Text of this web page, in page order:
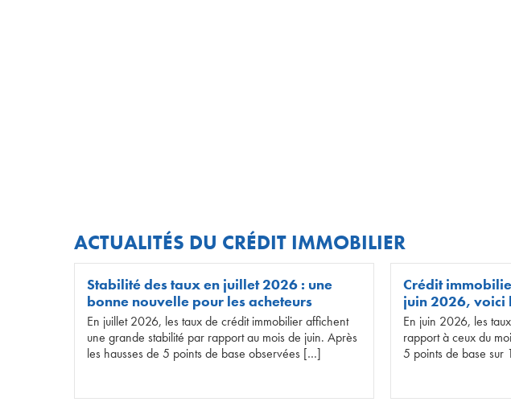
ACTUALITÉS DU CRÉDIT IMMOBILIER
Stabilité des taux en juillet 2026 : une
bonne nouvelle pour les acheteurs
En juillet 2026, les taux de crédit immobilier affichent
une grande stabilité par rapport au mois de juin. Après
les hausses de 5 points de base observées […]
Crédit
juin 2026, voici
En juin 2026, les
rapport à ceux du
5 points de base